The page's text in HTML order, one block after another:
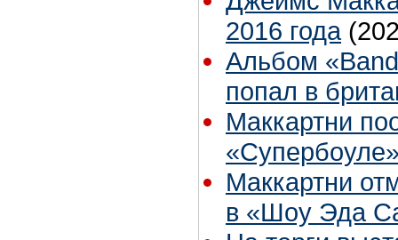
2016 года
Альбом
попал в
Маккартни
Маккартни
в «Шоу Эда